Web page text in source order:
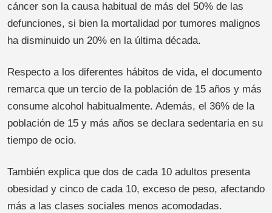
cáncer son la causa habitual de más del 50% de las
defunciones, si bien la mortalidad por tumores malignos
ha disminuido un 20% en la última década.
Respecto a los diferentes hábitos de vida, el documento
remarca que un tercio de la población de 15 años y más
consume alcohol habitualmente. Además, el 36% de la
población de 15 y más años se declara sedentaria en su
tiempo de ocio.
También explica que dos de cada 10 adultos presenta
obesidad y cinco de cada 10, exceso de peso, afectando
más a las clases sociales menos acomodadas.